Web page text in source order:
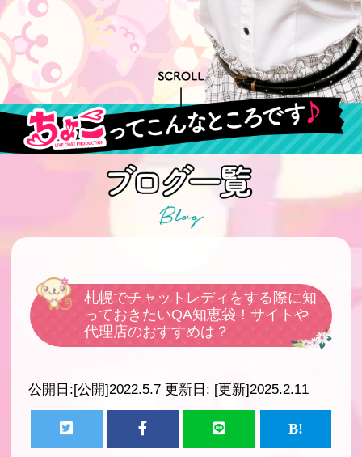
札幌でチャットレディをする際に知
っておきたいQA知恵袋！サイトや
代理店のおすすめは？
公開日:[公開]2022.5.7 更新日: [更新]2025.2.11